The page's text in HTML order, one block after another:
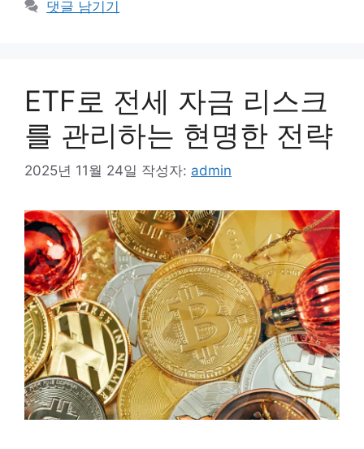
리
댓글 남기기
ETF로 전세 자금 리스크
를 관리하는 현명한 전략
2025년 11월 24일 작성자: admin